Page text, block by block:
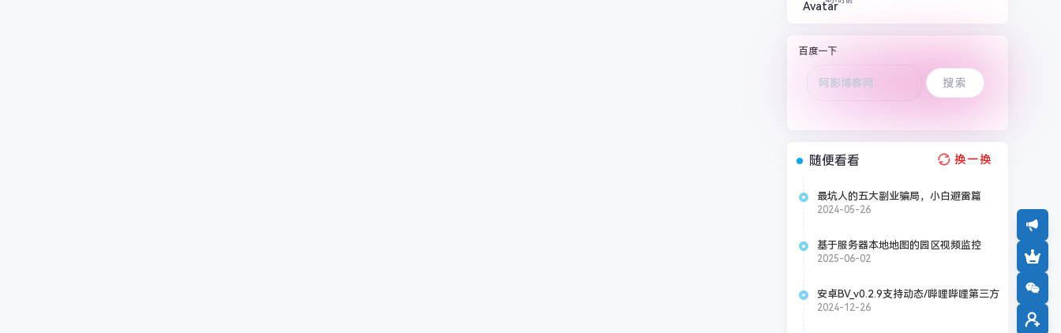
百度一下
随便看看 换一换
最坑人的五大副业骗局，小白避雷篇
2024-05-26
基于服务器本地地图的园区视频监控
web 系统
2025-06-02
安卓BV_v0.2.9支持动态/哔哩哔哩第三方
TV版
2024-12-26